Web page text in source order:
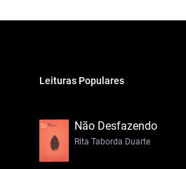
Leituras Populares
Não Desfazendo
Rita Taborda Duarte